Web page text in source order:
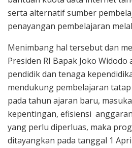
serta alternatif sumber
penayangan pembelajaran
Menimbang hal tersebut dan
Presiden RI Bapak Joko
pendidik dan tenaga
mendukung pembelajaran
pada tahun ajaran baru,
kepentingan, efisiensi
yang perlu diperluas, maka
ditayangkan pada tanggal 1